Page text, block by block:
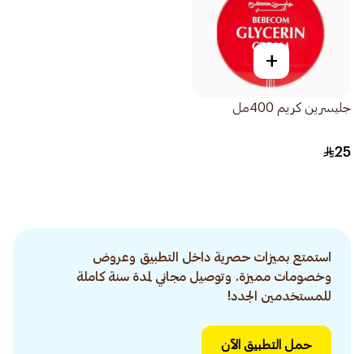
+
جليسرين كريم 400مل
25
استمتع بميزات حصرية داخل التطبيق وعروض
وخصومات مميزة. وتوصيل مجاني لمدة سنة كاملة
للمستخدمين الجدد!
حمل التطبيق الآن